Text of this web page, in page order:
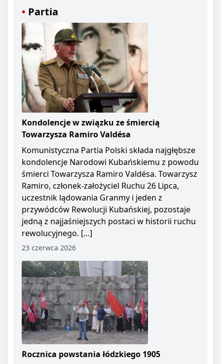
Partia
Kondolencje w związku ze śmiercią
Towarzysza Ramiro Valdésa
Komunistyczna Partia Polski składa najgłębsze
kondolencje Narodowi Kubańskiemu z powodu
śmierci Towarzysza Ramiro Valdésa. Towarzysz
Ramiro, członek-założyciel Ruchu 26 Lipca,
uczestnik lądowania Granmy i jeden z
przywódców Rewolucji Kubańskiej, pozostaje
jedną z najjaśniejszych postaci w historii ruchu
rewolucyjnego. […]
23 czerwca 2026
Rocznica powstania łódzkiego 1905